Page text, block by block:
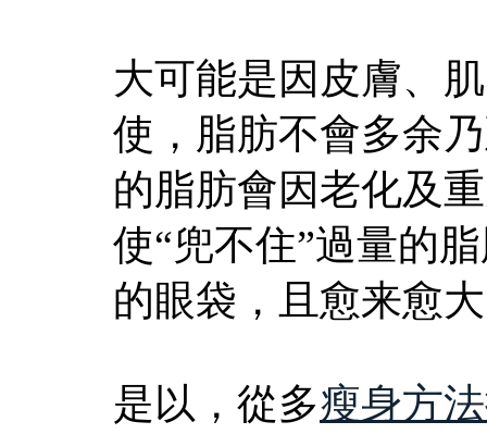
大可能是因皮膚、
使，脂肪不會多余
的脂肪會因老化及
使“兜不住”過量的
的眼袋，且愈来愈
是以，從多瘦身方